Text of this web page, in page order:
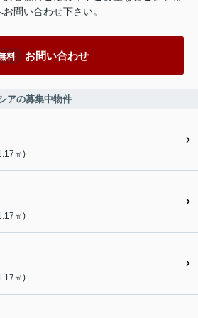
問い合わせ下さい。
料 お問い合わせ
アの募集中物件
㎡)
㎡)
㎡)